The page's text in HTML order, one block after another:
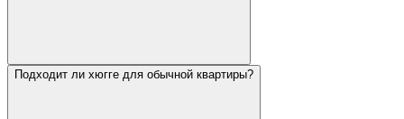
Подходит ли хюгге для обычной квартиры?